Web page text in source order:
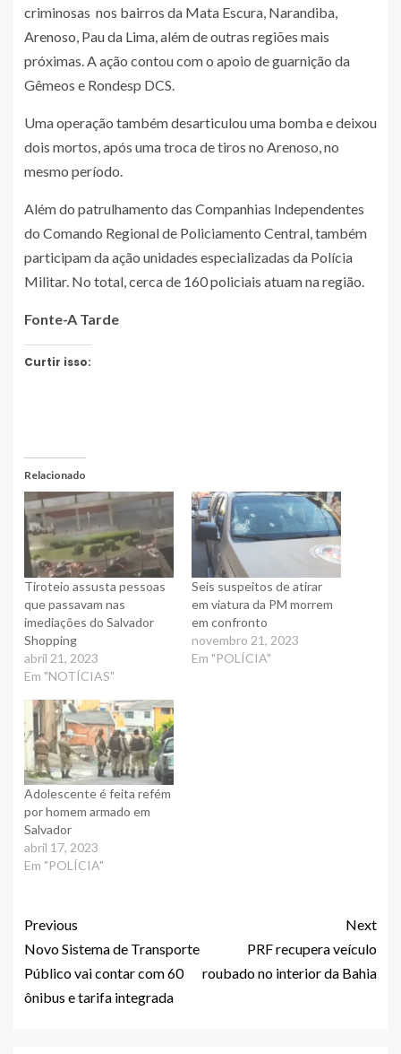
criminosas nos bairros da Mata Escura, Narandiba,
Arenoso, Pau da Lima, além de outras regiões mais
próximas. A ação contou com o apoio de guarnição da
Gêmeos e Rondesp DCS.
Uma operação também desarticulou uma bomba e deixou
dois mortos, após uma troca de tiros no Arenoso, no
mesmo período.
Além do patrulhamento das Companhias Independentes
do Comando Regional de Policiamento Central, também
participam da ação unidades especializadas da Polícia
Militar. No total, cerca de 160 policiais atuam na região.
Fonte-A Tarde
Curtir isso:
Relacionado
Tiroteio assusta pessoas
que passavam nas
imediações do Salvador
Shopping
abril 21, 2023
Em "NOTÍCIAS"
Seis suspeitos de atirar
em viatura da PM morrem
em confronto
novembro 21, 2023
Em "POLÍCIA"
Adolescente é feita refém
por homem armado em
Salvador
abril 17, 2023
Em "POLÍCIA"
Previous
Novo Sistema de Transporte
Público vai contar com 60
ônibus e tarifa integrada
Next
PRF recupera veículo
roubado no interior da Bahia